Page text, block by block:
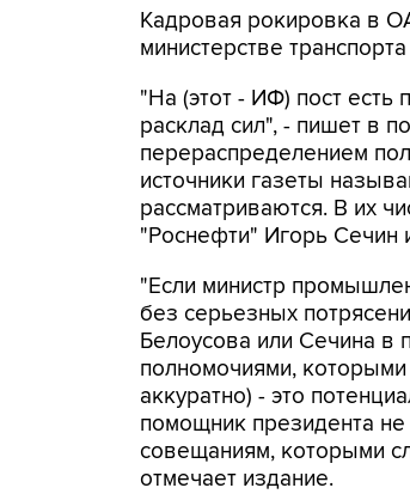
Кадровая рокировка в
министерстве
"На (этот - ИФ) пост есть
расклад сил", - пишет в
перераспределением
источники газеты
рассматриваются. В их
"Роснефти" Игорь Сечин
"Если министр
без серьезных
Белоусова или Сечина в
полномочиями,
аккуратно) - это
помощник президента
совещаниям, которыми
отмечает издание.